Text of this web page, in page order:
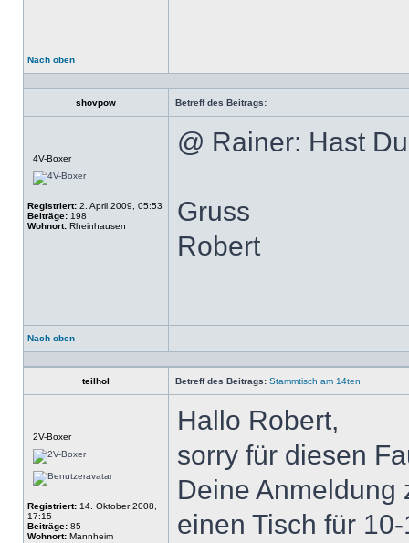
Nach oben
Profil
shovpow Betreff des Beitrags:
4V-Boxer
Registriert: 2. April 2009, 05:53
Beiträge: 198
Wohnort: Rheinhausen
@ Rainer: Hast
Gruss
Robert
Nach oben
Profil
teilhol Betreff des Beitrags: Stammtisch am 14ten
2V-Boxer
Registriert: 14. Oktober 2008,
17:15
Beiträge: 85
Wohnort: Mannheim
Hallo Robert,
sorry für diesen
Deine Anmeldung
einen Tisch für